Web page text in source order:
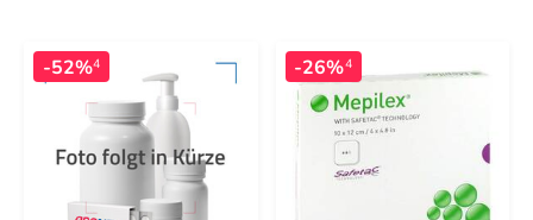
-52%4 -26%4